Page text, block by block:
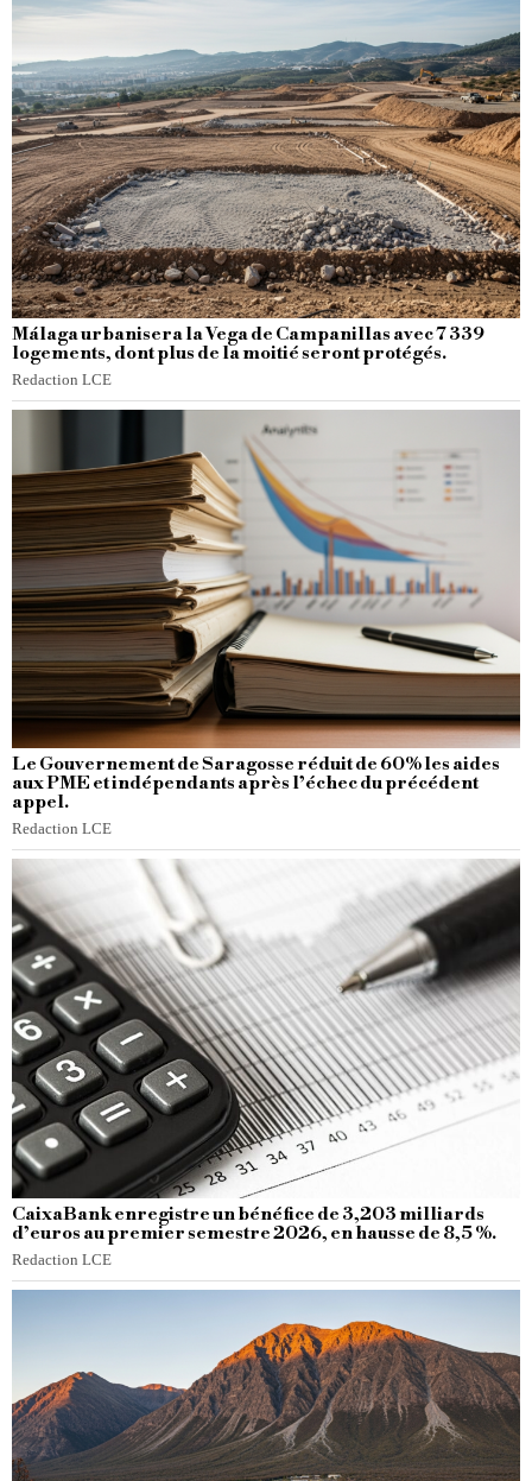
Málaga urbanisera la Vega de Campanillas avec 7 339
logements, dont plus de la moitié seront protégés.
Redaction LCE
Le Gouvernement de Saragosse réduit de 60% les aides
aux PME et indépendants après l’échec du précédent
appel.
Redaction LCE
CaixaBank enregistre un bénéfice de 3,203 milliards
d’euros au premier semestre 2026, en hausse de 8,5 %.
Redaction LCE